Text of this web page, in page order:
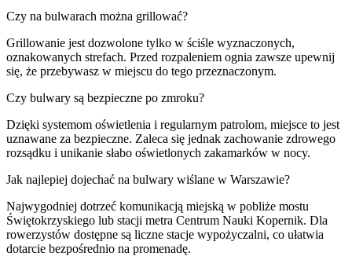
Czy na bulwarach można grillować?
Grillowanie jest dozwolone tylko w ściśle wyznaczonych,
oznakowanych strefach. Przed rozpaleniem ognia zawsze upewnij
się, że przebywasz w miejscu do tego przeznaczonym.
Czy bulwary są bezpieczne po zmroku?
Dzięki systemom oświetlenia i regularnym patrolom, miejsce to jest
uznawane za bezpieczne. Zaleca się jednak zachowanie zdrowego
rozsądku i unikanie słabo oświetlonych zakamarków w nocy.
Jak najlepiej dojechać na bulwary wiślane w Warszawie?
Najwygodniej dotrzeć komunikacją miejską w pobliże mostu
Świętokrzyskiego lub stacji metra Centrum Nauki Kopernik. Dla
rowerzystów dostępne są liczne stacje wypożyczalni, co ułatwia
dotarcie bezpośrednio na promenadę.